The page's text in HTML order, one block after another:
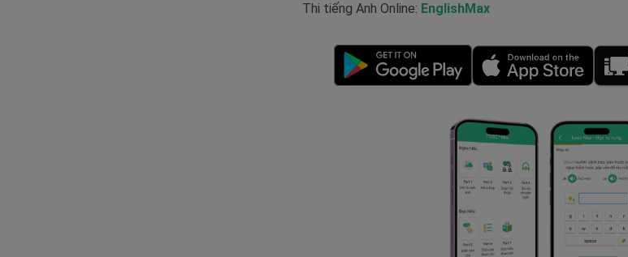
Thi tiếng Anh Online: EnglishMax